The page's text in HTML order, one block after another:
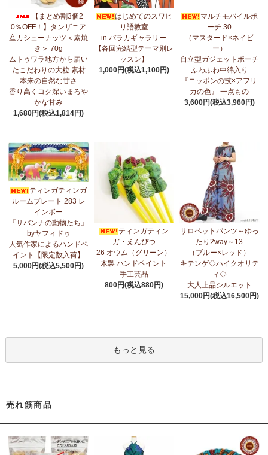
フリルマルチストール新入荷！ ～腰や首に巻いてアレンジ
無限大！
7/10： ティンガティンガ・アート～マサイの作品 新入荷！
7/10：ティンガティンガ・アート～Sサイズの作品 新入荷！作家
名ごとに2つのカテゴリーでご紹介します
→ 作家名 A―L
7/7：カンガ2026新柄 タンザニアより完全限定入荷！
7/3：【まとめ割SALE！】3個で10％OFF！タンザニア産カシュー
ナッツ＜素焼き＞＜うす塩＞～こだわりの大粒 香り高くコク深い
まろやかな甘み～
6/30： マルチモバイルポーチ新入荷！『ニッポンの技×アフリカ
の色』
6/30：ティンガティンガ・アート～Sサイズの作品 新入荷！作家
名ごとに2つのカテゴリーでご紹介します
→ 作家名 A―L
→ 作家名 M―Z
アフリカスクワランオイル～100％天然由来成分、無添加～
ウエルネス アロマ カテゴリーに新入荷！
ハイクオリティ◇で仕立てた新作登場！『ニッポンの技×アフリカ
の色』
5/14： アフリカンピアス
荷！～天然素材 環境配慮したエシカル製品～
5/14：アフリカンネックレス
アフリカンアクセサリーコーナー新
【まとめ割3個2
0％OFF！】タンザニア
産カシューナッツ＜素焼
き＞ 70g
ムトゥワラ地方から届い
たこだわりの大粒 素材
本来の自然な甘さ
香り高くコク深いまろや
かな甘み
1,680円(税込1,814円)
はじめてのスワヒ
リ語教室
in バラカギャラリー
【各回完結型テーマ別レ
ッスン】
1,000円(税込1,100円)
マルチモバイルポ
ーチ 30
（マスタード×ネイビ
ー）
自立型ガジェットポーチ
ふわふわ中綿入り
『ニッポンの技×アフリ
カの色』 一点もの
3,600円(税込3,960円)
ティンガティンガ
ルームプレート 283 レ
インボー
『サバンナの動物たち』
byヤフィドゥ
人気作家によるハンドペ
イント【限定数入荷】
5,000円(税込5,500円)
ティンガティン
ガ・えんぴつ
26 オウム（グリーン）
木製 ハンドペイント
手工芸品
800円(税込880円)
サロペットパンツ～ゆっ
たり2way～13
（ブルー×レッド）
キテンゲ◇ハイクオリテ
ィ◇
大人上品シルエット
15,000円(税込16,500円)
もっと見る
売れ筋商品